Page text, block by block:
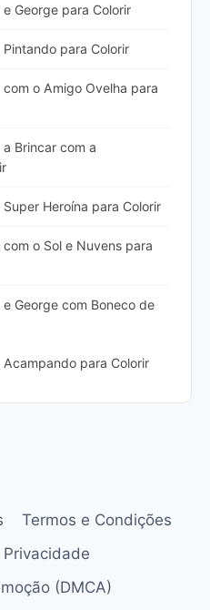
George para Colorir
para Colorir
o Amigo Ovelha para
Brincar com a
Heroína para Colorir
o Sol e Nuvens para
George com Boneco de
para Colorir
Termos e Condições
(DMCA)